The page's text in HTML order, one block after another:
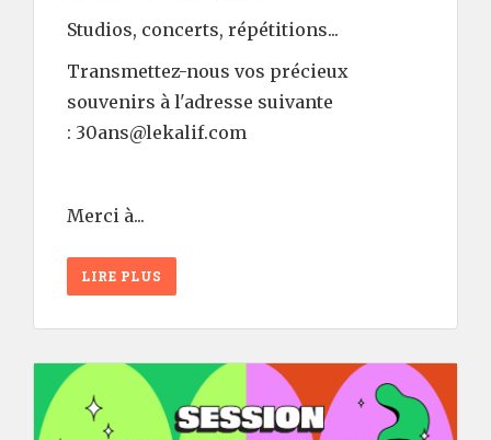
Studios, concerts, répétitions...
Transmettez-nous vos précieux
souvenirs à l'adresse suivante
: 30ans@lekalif.com
Merci à...
LIRE PLUS